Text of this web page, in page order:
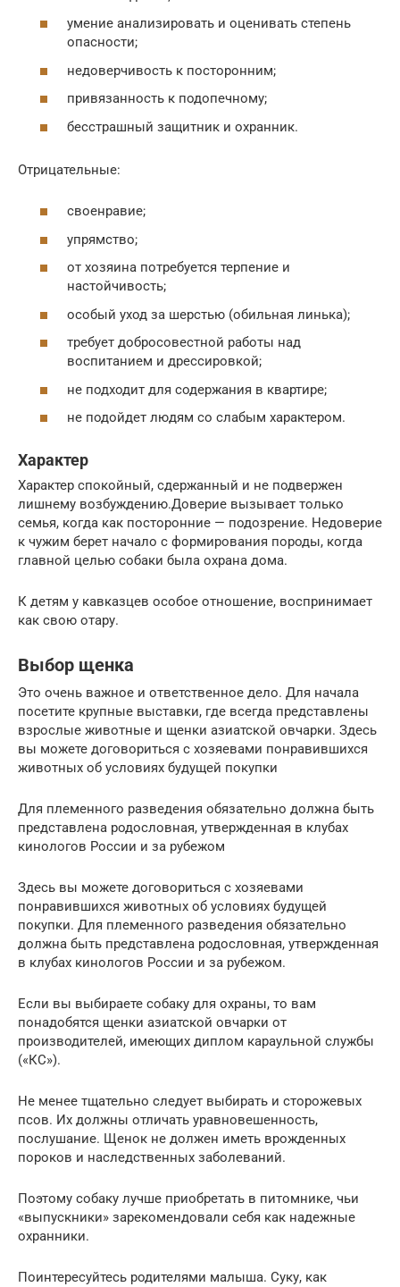
умение анализировать и оценивать степень
опасности;
недоверчивость к посторонним;
привязанность к подопечному;
бесстрашный защитник и охранник.
Отрицательные:
своенравие;
упрямство;
от хозяина потребуется терпение и
настойчивость;
особый уход за шерстью (обильная линька);
требует добросовестной работы над
воспитанием и дрессировкой;
не подходит для содержания в квартире;
не подойдет людям со слабым характером.
Характер
Характер спокойный, сдержанный и не подвержен
лишнему возбуждению.Доверие вызывает только
семья, когда как посторонние — подозрение. Недоверие
к чужим берет начало с формирования породы, когда
главной целью собаки была охрана дома.
К детям у кавказцев особое отношение, воспринимает
как свою отару.
Выбор щенка
Это очень важное и ответственное дело. Для начала
посетите крупные выставки, где всегда представлены
взрослые животные и щенки азиатской овчарки. Здесь
вы можете договориться с хозяевами понравившихся
животных об условиях будущей покупки
Для племенного разведения обязательно должна быть
представлена родословная, утвержденная в клубах
кинологов России и за рубежом
Здесь вы можете договориться с хозяевами
понравившихся животных об условиях будущей
покупки. Для племенного разведения обязательно
должна быть представлена родословная, утвержденная
в клубах кинологов России и за рубежом.
Если вы выбираете собаку для охраны, то вам
понадобятся щенки азиатской овчарки от
производителей, имеющих диплом караульной службы
(«КС»).
Не менее тщательно следует выбирать и сторожевых
псов. Их должны отличать уравновешенность,
послушание. Щенок не должен иметь врожденных
пороков и наследственных заболеваний.
Поэтому собаку лучше приобретать в питомнике, чьи
«выпускники» зарекомендовали себя как надежные
охранники.
Поинтересуйтесь родителями малыша. Суку, как